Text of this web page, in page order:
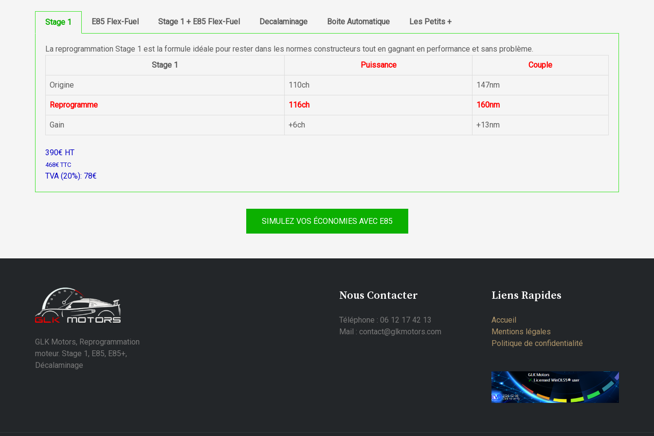
Stage 1 E85 Flex-Fuel Stage 1 + E85 Flex-Fuel Decalaminage Boite Automatique Les Petits +
La reprogrammation Stage 1 est la formule idéale pour rester dans les normes constructeurs tout en gagnant en performance et sans problème.
Stage 1
Puissance Couple
Origine 110ch 147nm
Reprogramme 116ch 160nm
Gain +6ch +13nm
390€ HT
468€ TTC
TVA (20%): 78€
SIMULEZ VOS ÉCONOMIES AVEC E85
GLK Motors, Reprogrammation
moteur. Stage 1, E85, E85+,
Décalaminage
Nous Contacter
Téléphone : 06 12 17 42 13
Mail : contact@glkmotors.com
Liens Rapides
Accueil
Mentions légales
Politique de confidentialité